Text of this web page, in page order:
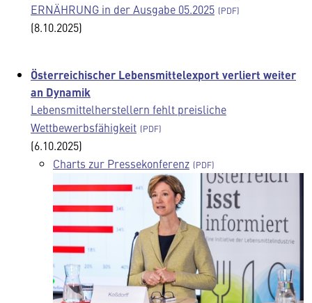
ERNÄHRUNG in der Ausgabe 05.2025
(8.10.2025)
Österreichischer Lebensmittelexport verliert weiter
an Dynamik
Lebensmittelherstellern fehlt preisliche
Wettbewerbsfähigkeit
(6.10.2025)
Charts zur Pressekonferenz